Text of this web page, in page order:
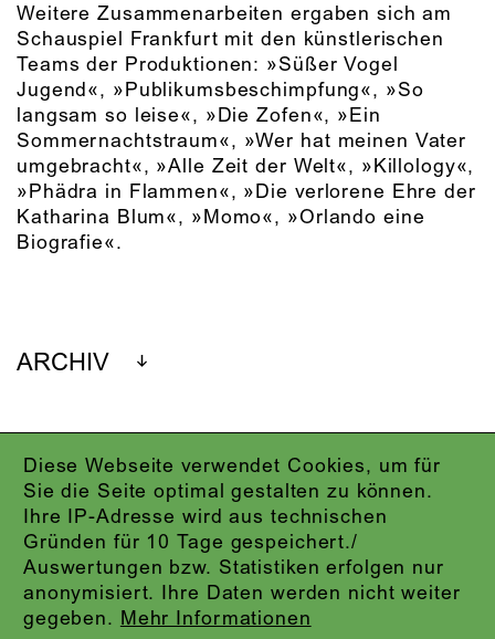
Diese Webseite verwendet Cookies, um für
Sie die Seite optimal gestalten zu können.
Ihre IP-Adresse wird aus technischen
Gründen für 10 Tage gespeichert./
Auswertungen bzw. Statistiken erfolgen nur
anonymisiert. Ihre Daten werden nicht weiter
gegeben. Mehr Informationen
Weitere Zusammenarbeiten ergaben sich am
Schauspiel Frankfurt mit den künstlerischen
Teams der Produktionen: »Süßer Vogel
Jugend«, »Publikumsbeschimpfung«, »So
langsam so leise«, »Die Zofen«, »Ein
Sommernachtstraum«, »Wer hat meinen Vater
umgebracht«, »Alle Zeit der Welt«, »Killology«,
»Phädra in Flammen«, »Die verlorene Ehre der
Katharina Blum«, »Momo«, »Orlando eine
Biografie«.
ARCHIV
IMPRESSUM
DATENSCHUTZ
AGB
KONTAKT
ABO-LOGIN
PRESSE